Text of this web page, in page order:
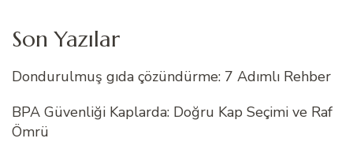
Son Yazılar
Dondurulmuş gıda çözündürme: 7 Adımlı Rehber
BPA Güvenliği Kaplarda: Doğru Kap Seçimi ve Raf
Ömrü